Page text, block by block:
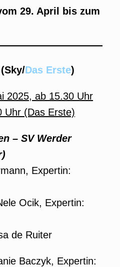
29. April bis zum
Das Erste)
2025, ab 15.30 Uhr
Uhr (Das Erste)
– SV Werder
Expertin:
Ocik, Expertin:
de Ruiter
Baczyk, Expertin: